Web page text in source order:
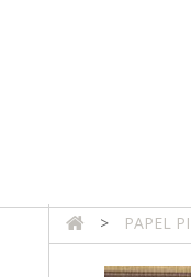
TIENDA ONLINE
> PAPEL